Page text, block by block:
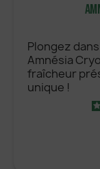
Plongez
Amnésia
fraîcheur
unique !